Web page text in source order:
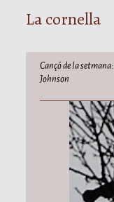
La cornella
Cançó de la setmana:
Johnson